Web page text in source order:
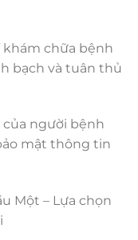
khám chữa bệnh
bạch và tuân thủ
của người bệnh
mật thông tin
Một – Lựa chọn